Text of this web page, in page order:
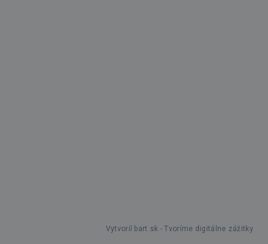
Vytvoril bart.sk - Tvoríme digitálne zážitky